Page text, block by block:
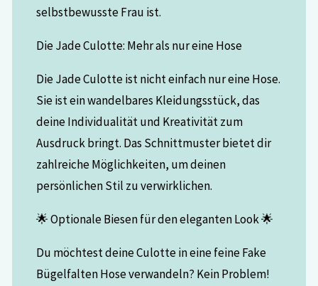
selbstbewusste Frau ist.
Die Jade Culotte: Mehr als nur eine Hose
Die Jade Culotte ist nicht einfach nur eine Hose.
Sie ist ein wandelbares Kleidungsstück, das
deine Individualität und Kreativität zum
Ausdruck bringt. Das Schnittmuster bietet dir
zahlreiche Möglichkeiten, um deinen
persönlichen Stil zu verwirklichen.
🌟 Optionale Biesen für den eleganten Look 🌟
Du möchtest deine Culotte in eine feine Fake
Bügelfalten Hose verwandeln? Kein Problem!